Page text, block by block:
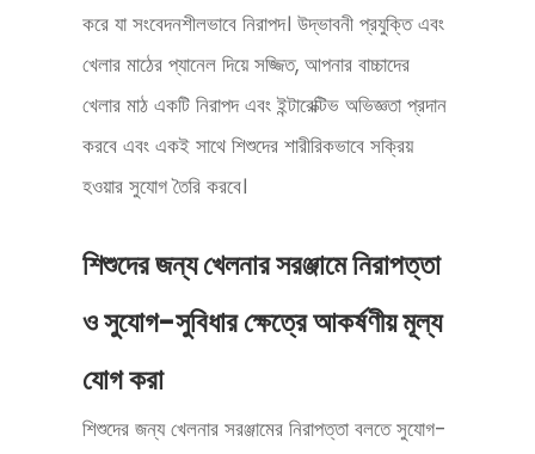
করে যা সংবেদনশীলভাবে নিরাপদ। উদ্ভাবনী প্রযুক্তি এবং
খেলার মাঠের প্যানেল দিয়ে সজ্জিত, আপনার বাচ্চাদের
খেলার মাঠ একটি নিরাপদ এবং ইন্টারেক্টিভ অভিজ্ঞতা প্রদান
করবে এবং একই সাথে শিশুদের শারীরিকভাবে সক্রিয়
হওয়ার সুযোগ তৈরি করবে।
শিশুদের জন্য খেলনার সরঞ্জামে নিরাপত্তা
ও সুযোগ-সুবিধার ক্ষেত্রে আকর্ষণীয় মূল্য
যোগ করা
শিশুদের জন্য খেলনার সরঞ্জামের নিরাপত্তা বলতে সুযোগ-